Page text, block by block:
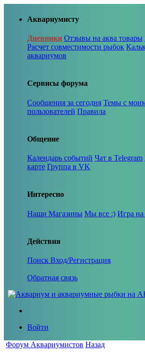
Аквариумисту
Дневники Отзывы на аква товары
Расчет совместимости рыбок
аквариумов
Сервисы форума
Сообщения за сегодня Темы с
пользователей Правила
Общение
Календарь событий Чат в Telegram
карте Группа в VK
Интересно
Наши Магазины Мы все :) Игра на
Действия
Поиск Вход/Регистрация
Обратная связь
Войти
Форум Аквариумистов Назад